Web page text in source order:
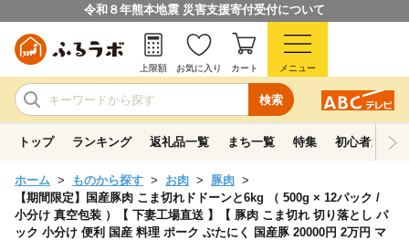
令和８年熊本地震 災害支援寄付受付について
検索
上限額 お気に入り カート メニュー
トップ ランキング 返礼品一覧 まち一覧 特集 初心者ガイド
ホーム ものから探す お肉
豚肉
【期間限定】国産豚肉 こま切れドドーンと6kg （ 500g × 12パック /
小分け 真空包装 ）【 下妻工場直送 】【 豚肉 こま切れ 切り落とし パ
ック 小分け 便利 国産 料理 ポーク ぶたにく 国産豚 20000円 2万円 マ